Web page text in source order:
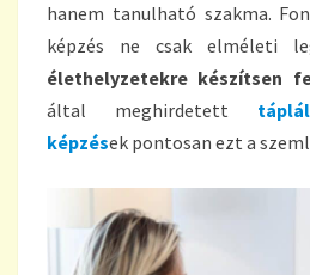
hanem tanulható szakma.
képzés ne csak elméleti
élethelyzetekre készítsen
által meghirdetett
képzések pontosan ezt a